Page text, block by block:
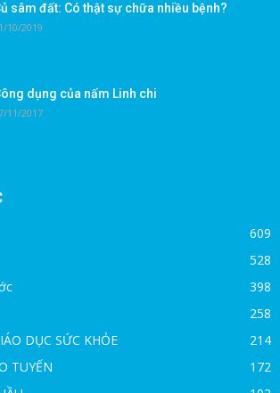
sâm đất: Có thật sự chữa nhiều bệnh?
10/2019
dụng của nấm Linh chi
11/2017
609
528
398
258
DỤC SỨC KHỎE
214
TUYẾN
172